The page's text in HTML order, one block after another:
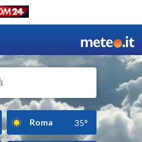
Roma 35°